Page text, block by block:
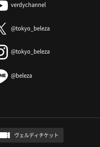
verdychannel
@tokyo_beleza
@tokyo_beleza
@beleza
ヴェルディチケット